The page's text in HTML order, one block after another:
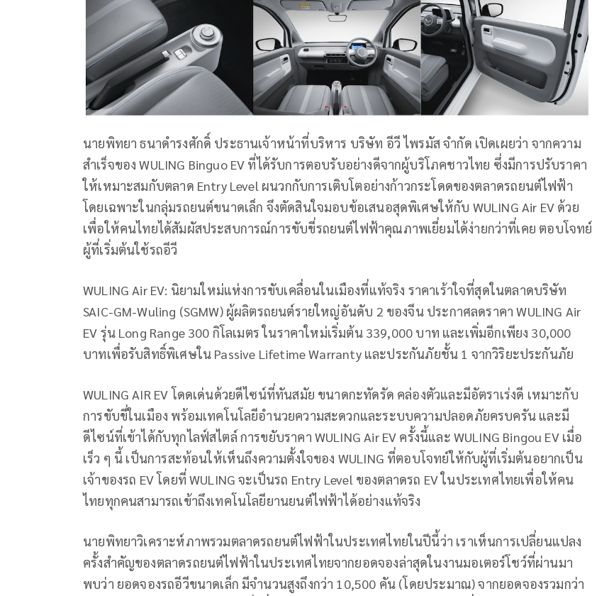
นายพิทยา ธนาดำรงศักดิ์ ประธานเจ้าหน้าที่บริหาร บริษัท อีวี ไพรมัส จำกัด เปิดเผยว่า จากความ
สำเร็จของ WULING Binguo EV ที่ได้รับการตอบรับอย่างดีจากผู้บริโภคชาวไทย ซึ่งมีการปรับราคา
ให้เหมาะสมกับตลาด Entry Level ผนวกกับการเติบโตอย่างก้าวกระโดดของตลาดรถยนต์ไฟฟ้า
โดยเฉพาะในกลุ่มรถยนต์ขนาดเล็ก จึงตัดสินใจมอบข้อเสนอสุดพิเศษให้กับ WULING Air EV ด้วย
เพื่อให้คนไทยได้สัมผัสประสบการณ์การขับขี่รถยนต์ไฟฟ้าคุณภาพเยี่ยมได้ง่ายกว่าที่เคย ตอบโจทย์
ผู้ที่เริ่มต้นใช้รถอีวี
WULING Air EV: นิยามใหม่แห่งการขับเคลื่อนในเมืองที่แท้จริง ราคาเร้าใจที่สุดในตลาดบริษัท
SAIC-GM-Wuling (SGMW) ผู้ผลิตรถยนต์รายใหญ่อันดับ 2 ของจีน ประกาศลดราคา WULING Air
EV รุ่น Long Range 300 กิโลเมตร ในราคาใหม่เริ่มต้น 339,000 บาท และเพิ่มอีกเพียง 30,000
บาทเพื่อรับสิทธิ์พิเศษใน Passive Lifetime Warranty และประกันภัยชั้น 1 จากวิริยะประกันภัย
WULING AIR EV โดดเด่นด้วยดีไซน์ที่ทันสมัย ขนาดกะทัดรัด คล่องตัวและมีอัตราเร่งดี เหมาะกับ
การขับขี่ในเมือง พร้อมเทคโนโลยีอำนวยความสะดวกและระบบความปลอดภัยครบครัน และมี
ดีไซน์ที่เข้าได้กับทุกไลฟ์สไตล์ การขยับราคา WULING Air EV ครั้งนี้และ WULING Bingou EV เมื่อ
เร็ว ๆ นี้ เป็นการสะท้อนให้เห็นถึงความตั้งใจของ WULING ที่ตอบโจทย์ให้กับผู้ที่เริ่มต้นอยากเป็น
เจ้าของรถ EV โดยที่ WULING จะเป็นรถ Entry Level ของตลาดรถ EV ในประเทศไทยเพื่อให้คน
ไทยทุกคนสามารถเข้าถึงเทคโนโลยียานยนต์ไฟฟ้าได้อย่างแท้จริง
นายพิทยาวิเคราะห์ภาพรวมตลาดรถยนต์ไฟฟ้าในประเทศไทยในปีนี้ว่า เราเห็นการเปลี่ยนแปลง
ครั้งสำคัญของตลาดรถยนต์ไฟฟ้าในประเทศไทยจากยอดจองล่าสุดในงานมอเตอร์โชว์ที่ผ่านมา
พบว่า ยอดจองรถอีวีขนาดเล็ก มีจำนวนสูงถึงกว่า 10,500 คัน (โดยประมาณ) จากยอดจองรวมกว่า